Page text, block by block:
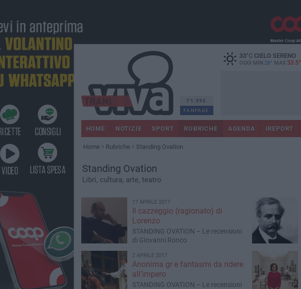
71.592
FANPAGE
33°CCIELO SERENO
OGGI MIN 26° MAX 33.5°
HOME NOTIZIE SPORT RUBRICHE AGENDA IREPORT
Home Rubriche Standing Ovation
Standing Ovation
Libri, cultura, arte, teatro
17 APRILE 2017
Il cazzeggio (ragionato) di
Lorenzo
STANDING OVATION – Le recensioni
di Giovanni Ronco
2 APRILE 2017
Anonima gr e fantasmi da ridere
all’impero
STANDING OVATION – Le recensioni